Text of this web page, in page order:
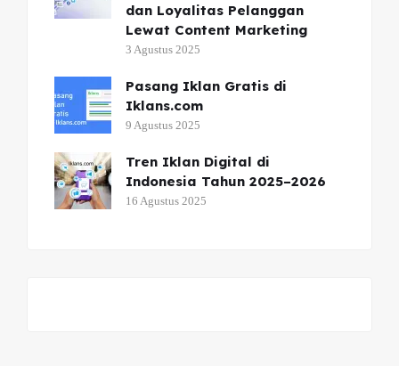
dan Loyalitas Pelanggan
Lewat Content Marketing
3 Agustus 2025
Pasang Iklan Gratis di
Iklans.com
9 Agustus 2025
Tren Iklan Digital di
Indonesia Tahun 2025–2026
16 Agustus 2025